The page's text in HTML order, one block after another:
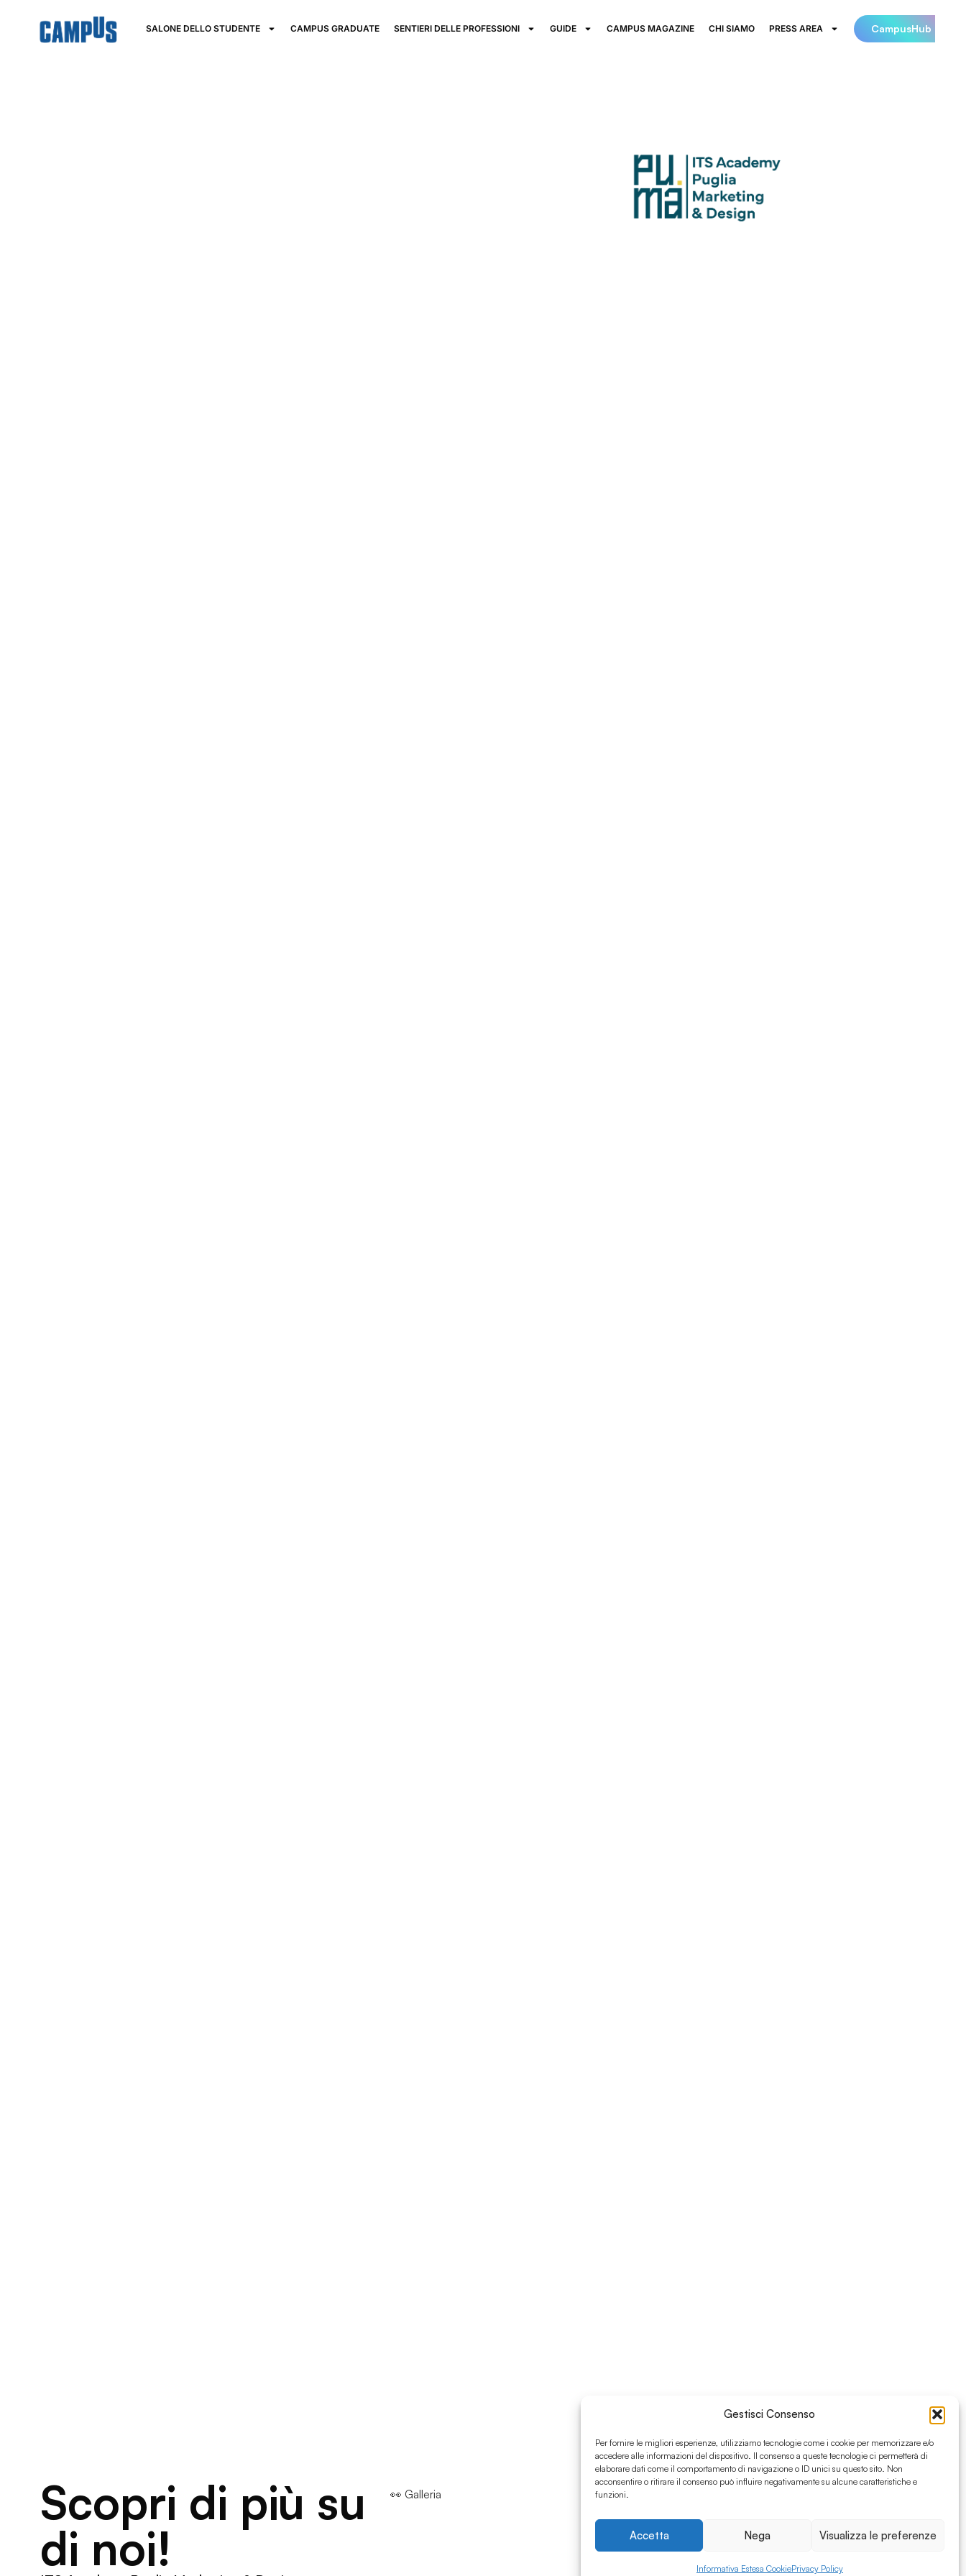
Gestisci Consenso
Per fornire le migliori esperienze, utilizziamo tecnologie come i cookie per memorizzare e/o
accedere alle informazioni del dispositivo. Il consenso a queste tecnologie ci permetterà di
elaborare dati come il comportamento di navigazione o ID unici su questo sito. Non
acconsentire o ritirare il consenso può influire negativamente su alcune caratteristiche e
funzioni.
Accetta Nega Visualizza le preferenze
Informativa Estesa CookiePrivacy Policy
SALONE DELLO STUDENTE CAMPUS GRADUATE SENTIERI DELLE PROFESSIONI GUIDE CAMPUS MAGAZINE CHI SIAMO PRESS AREA CampusHub
Scopri di più su
di noi!
👀 Galleria